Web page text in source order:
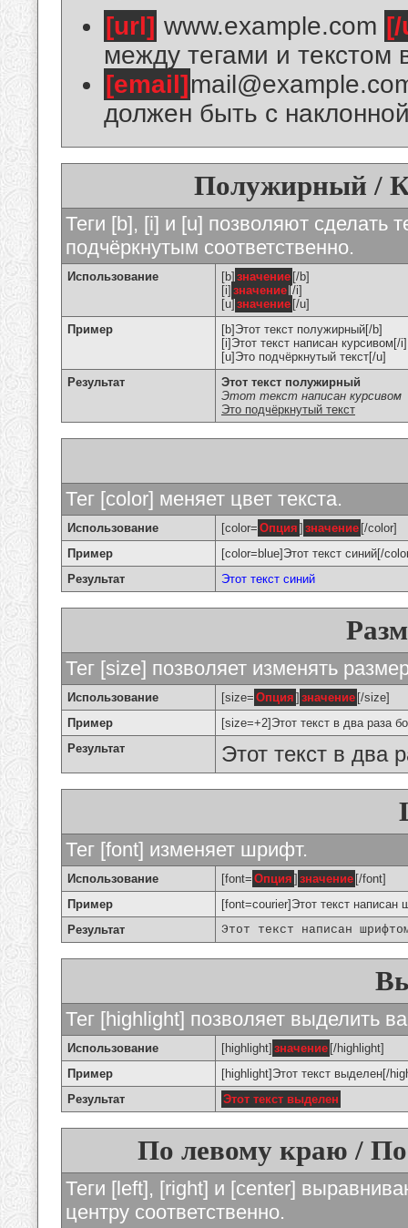
[url] www.example.com
между тегами и текстом
[email]
должен быть с
Полужирный /
Теги [b], [i] и [u] позволяют сделать
подчёркнутым соответственно.
Использование [b] значение [/b]
[i] значение [/i]
[u] значение [/u]
Пример
[b]Этот текст полужирный[/b]
[i]Этот текст написан курсивом[/i]
[u]Это подчёркнутый текст[/u]
Результат
Этот текст полужирный
Этот текст написан курсивом
Это подчёркнутый текст
Тег [color] меняет цвет текста.
Использование [color= Опция ] значение [/color]
Пример
[color=blue]Этот текст синий[/
Результат
Этот текст синий
Тег [size] позволяет изменять
Использование [size= Опция ] значение [/size]
Пример
[size=+2]Этот текст в два раза
Результат
Этот текст в два
Тег [font] изменяет шрифт.
Использование [font= Опция ] значение [/font]
Пример
[font=courier]Этот текст
Результат
Этот текст написан
Тег [highlight] позволяет выделить
Использование [highlight] значение [/highlight]
Пример
[highlight]Этот текст выделен[/
Результат
Этот текст выделен
По левому краю /
Теги [left], [right] и [center]
центру соответственно.